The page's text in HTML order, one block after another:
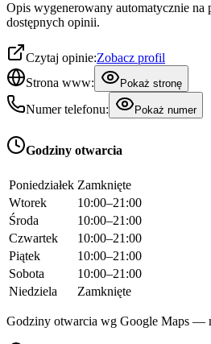
Opis wygenerowany automatycznie na
dostępnych opinii.
Czytaj opinie:Zobacz profil
Strona www:
Pokaż stronę
Numer telefonu: Pokaż numer
Godziny otwarcia
Poniedziałek Zamknięte
Wtorek
10:00–21:00
Środa
10:00–21:00
Czwartek
10:00–21:00
Piątek
10:00–21:00
Sobota
10:00–21:00
Niedziela
Zamknięte
Godziny otwarcia wg Google Maps —